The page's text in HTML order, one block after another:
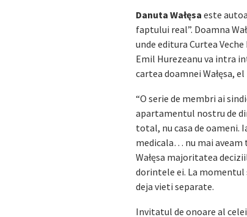
Danuta Wałęsa este
faptului real”. Doamna
unde editura Curtea
Emil Hurezeanu va intra
cartea doamnei Wałęsa,
“O serie de membri ai
apartamentul nostru de
total, nu casa de oameni.
medicala… nu mai aveam
Wałęsa majoritatea
dorintele ei. La momentul
deja vieti separate.
Invitatul de onoare al